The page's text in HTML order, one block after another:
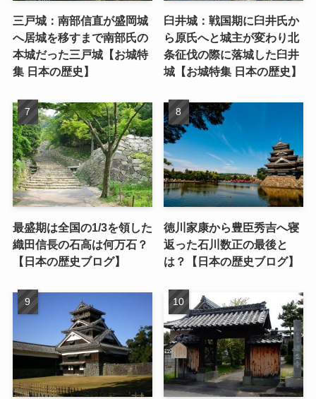
三戸城：南部信直が盛岡城
へ居城を移すまで南部氏の
本城だった三戸城【お城特
集 日本の歴史】
臼井城：戦国期に臼井氏か
ら原氏へと城主が変わり北
条征伐の際に落城した臼井
城【お城特集 日本の歴史】
最盛期は全国の1/3を領した
織田信長の石高は何万石？
【日本の歴史ブログ】
徳川家康から豊臣秀吉へ寝
返った石川数正の最後と
は？【日本の歴史ブログ】